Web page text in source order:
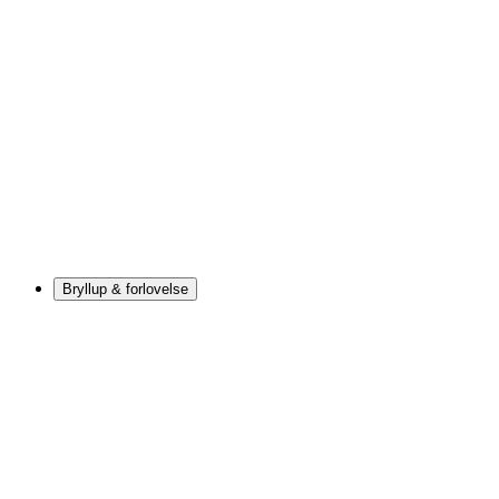
Bryllup & forlovelse